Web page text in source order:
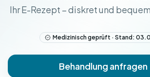
Ihr E-Rezept – diskret und
Medizinisch geprüft · Stand:
Behandlung anfragen